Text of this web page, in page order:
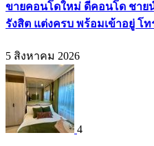
ขายคอนโดใหม่ ดีคอนโด ชาย
รังสิต แต่งครบ พร้อมเข้าอยู่ โทร
5 สิงหาคม 2026
4